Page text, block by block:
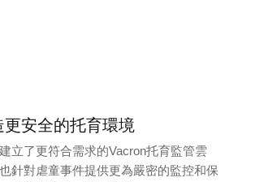
安全的托育環境
立了更符合需求的Vacron托育監管雲
針對虐童事件提供更為嚴密的監控和保